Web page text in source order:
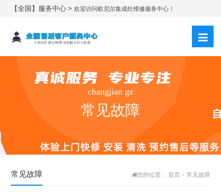
【全国】服务中心 >欢迎访问欧尼尔集成灶维修服务中心！
changjian gz
常见故障
常见故障 您的位置： 首页> 常见故障